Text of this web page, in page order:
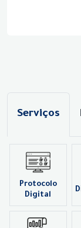
Serviços
Protocolo
Digital